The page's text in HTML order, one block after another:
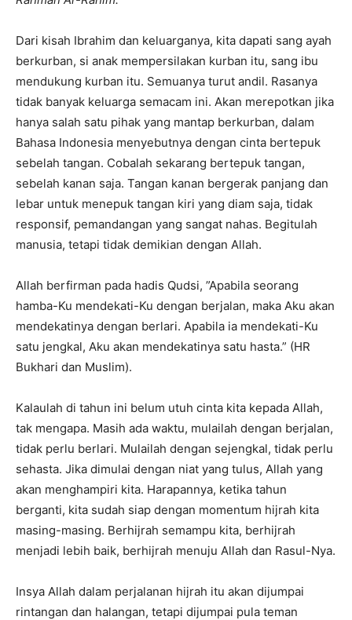
Dari kisah Ibrahim dan keluarganya, kita dapati sang ayah
berkurban, si anak mempersilakan kurban itu, sang ibu
mendukung kurban itu. Semuanya turut andil. Rasanya
tidak banyak keluarga semacam ini. Akan merepotkan jika
hanya salah satu pihak yang mantap berkurban, dalam
Bahasa Indonesia menyebutnya dengan cinta bertepuk
sebelah tangan. Cobalah sekarang bertepuk tangan,
sebelah kanan saja. Tangan kanan bergerak panjang dan
lebar untuk menepuk tangan kiri yang diam saja, tidak
responsif, pemandangan yang sangat nahas. Begitulah
manusia, tetapi tidak demikian dengan Allah.
Allah berfirman pada hadis Qudsi, ”Apabila seorang
hamba-Ku mendekati-Ku dengan berjalan, maka Aku akan
mendekatinya dengan berlari. Apabila ia mendekati-Ku
satu jengkal, Aku akan mendekatinya satu hasta.” (HR
Bukhari dan Muslim).
Kalaulah di tahun ini belum utuh cinta kita kepada Allah,
tak mengapa. Masih ada waktu, mulailah dengan berjalan,
tidak perlu berlari. Mulailah dengan sejengkal, tidak perlu
sehasta. Jika dimulai dengan niat yang tulus, Allah yang
akan menghampiri kita. Harapannya, ketika tahun
berganti, kita sudah siap dengan momentum hijrah kita
masing-masing. Berhijrah semampu kita, berhijrah
menjadi lebih baik, berhijrah menuju Allah dan Rasul-Nya.
Insya Allah dalam perjalanan hijrah itu akan dijumpai
rintangan dan halangan, tetapi dijumpai pula teman